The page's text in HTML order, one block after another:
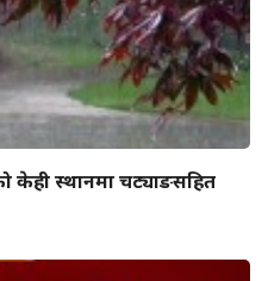
केही स्थानमा चट्याङसहित